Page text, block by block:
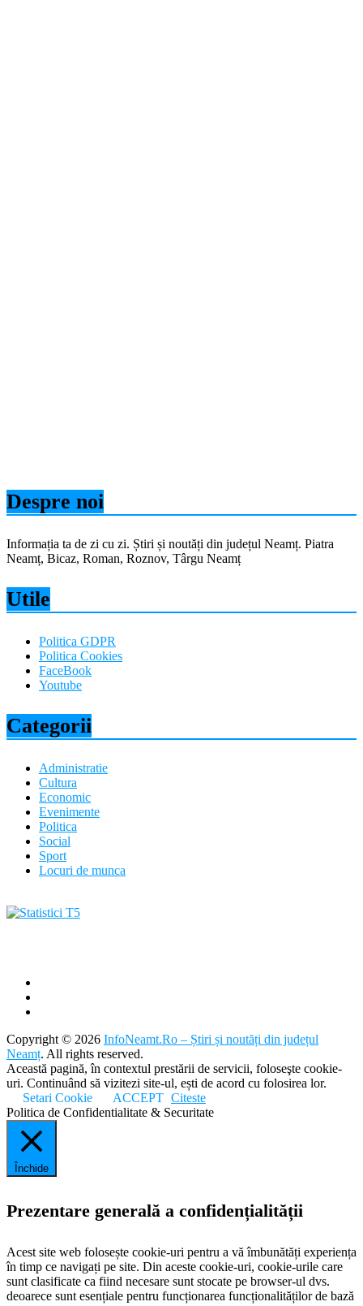
Despre noi
Informația ta de zi cu zi. Știri și noutăți din județul Neamț. Piatra
Neamț, Bicaz, Roman, Roznov, Târgu Neamț
Utile
Politica GDPR
Politica Cookies
FaceBook
Youtube
Categorii
Administratie
Cultura
Economic
Evenimente
Politica
Social
Sport
Locuri de munca
Copyright © 2026 InfoNeamt.Ro – Știri și noutăți din județul
Neamț. All rights reserved.
Această pagină, în contextul prestării de servicii, foloseşte cookie-
uri. Continuând să vizitezi site-ul, ești de acord cu folosirea lor.
Setari Cookie
ACCEPT Citeste
Politica de Confidentialitate & Securitate
Închide
Prezentare generală a confidențialității
Acest site web folosește cookie-uri pentru a vă îmbunătăți experiența
în timp ce navigați pe site. Din aceste cookie-uri, cookie-urile care
sunt clasificate ca fiind necesare sunt stocate pe browser-ul dvs.
deoarece sunt esențiale pentru funcționarea funcționalităților de bază